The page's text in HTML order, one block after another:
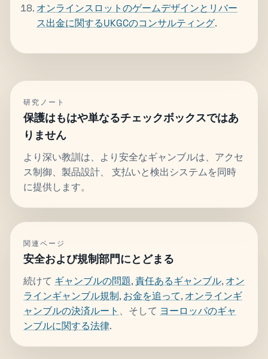
オンラインスロットのゲームデザインとリバー
ス出金に関するUKGCのコンサルティング.
研究ノート
保護はもはや単なるチェックボックスではあ
りません
より深い教訓は、より安全なギャンブルは、アクセ
ス制御、製品設計、 支払いと検出システムを同時
に提供します。
関連ページ
安全および規制部門にとどまる
続けて ギャンブルの問題,責任あるギャンブル, オン
ラインギャンブル規制, お金を追って, オンラインギ
ャンブルの決済ルート 、そして ヨーロッパのギャ
ンブルに関する法律.